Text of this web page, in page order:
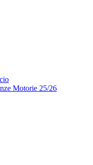
Motorie 25/26